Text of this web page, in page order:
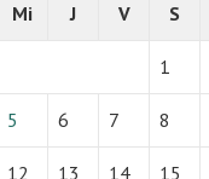
Mi J V S
1
5 6 7 8
12 13 14 15